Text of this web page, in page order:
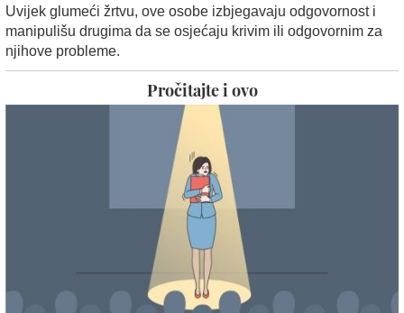
Uvijek glumeći žrtvu, ove osobe izbjegavaju odgovornost i
manipulišu drugima da se osjećaju krivim ili odgovornim za
njihove probleme.
Pročitajte i ovo